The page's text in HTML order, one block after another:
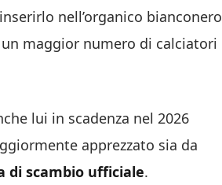
nell’organico bianconero
maggior numero di calciatori
lui in scadenza nel 2026
apprezzato sia da
di scambio ufficiale.